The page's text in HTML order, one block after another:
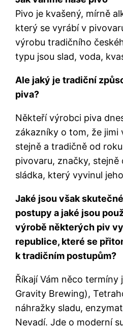
Pivo je kvašený, mírně
který se vyrábí v
výrobu tradičního
typu jsou slad, voda,
Ale jaký je tradiční
piva?
Někteří výrobci piva
zákazníky o tom, že jimi
stejně a tradičně od
pivovaru, značky,
sládka, který vyvinul
Jaké jsou však
postupy a jaké jsou
výrobě některých piv
republice, které se
k tradičním postupům?
Říkají Vám něco termíny
Gravity Brewing),
náhražky sladu,
Nevadí. Jde o moderní